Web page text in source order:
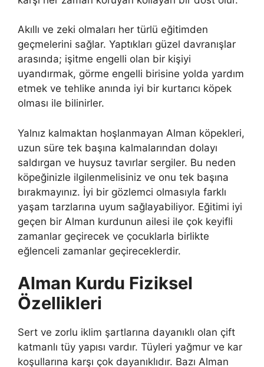
Akıllı ve zeki olmaları her türlü eğitimden
geçmelerini sağlar. Yaptıkları güzel davranışlar
arasında; işitme engelli olan bir kişiyi
uyandırmak, görme engelli birisine yolda yardım
etmek ve tehlike anında iyi bir kurtarıcı köpek
olması ile bilinirler.
Yalnız kalmaktan hoşlanmayan Alman köpekleri,
uzun süre tek başına kalmalarından dolayı
saldırgan ve huysuz tavırlar sergiler. Bu neden
köpeğinizle ilgilenmelisiniz ve onu tek başına
bırakmayınız. İyi bir gözlemci olmasıyla farklı
yaşam tarzlarına uyum sağlayabiliyor. Eğitimi iyi
geçen bir Alman kurdunun ailesi ile çok keyifli
zamanlar geçirecek ve çocuklarla birlikte
eğlenceli zamanlar geçireceklerdir.
Alman Kurdu Fiziksel
Özellikleri
Sert ve zorlu iklim şartlarına dayanıklı olan çift
katmanlı tüy yapısı vardır. Tüyleri yağmur ve kar
koşullarına karşı çok dayanıklıdır. Bazı Alman